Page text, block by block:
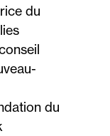
du
du